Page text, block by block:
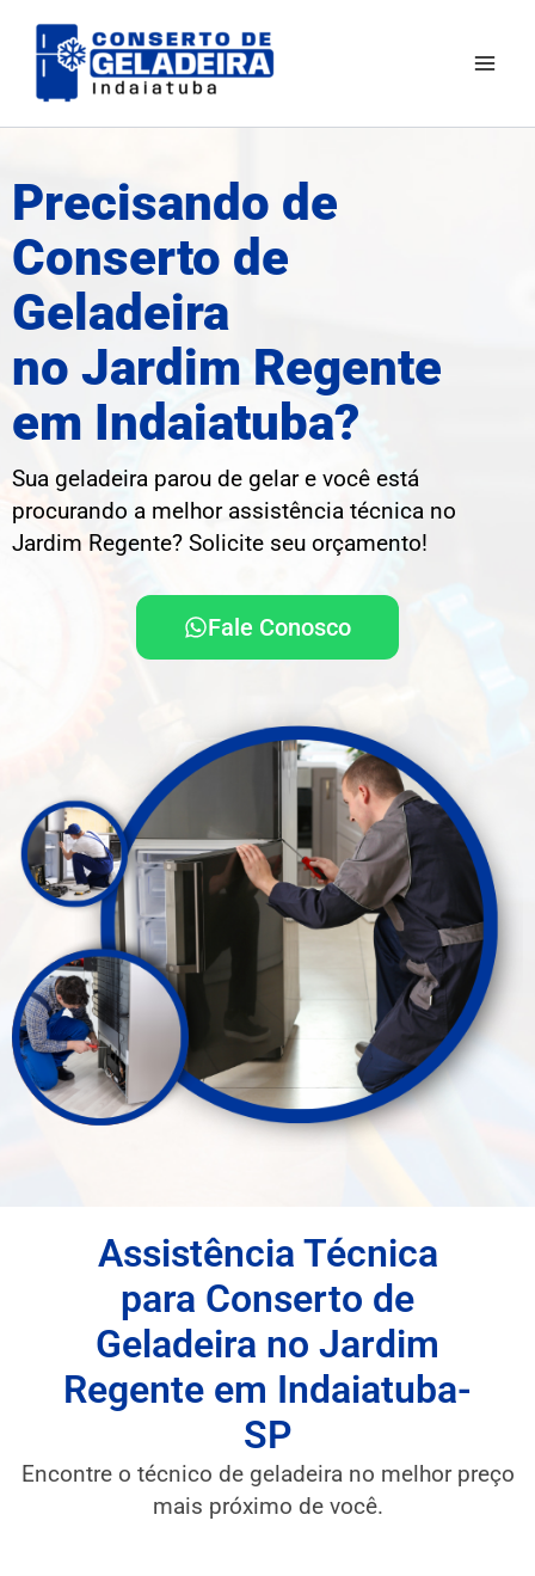
para
Precisando de
Conserto de
Geladeira
no Jardim Regente
em Indaiatuba?
Sua geladeira parou de gelar e você está
procurando a melhor assistência técnica no
Jardim Regente? Solicite seu orçamento!
Fale Conosco
Assistência Técnica
para Conserto de
Geladeira no Jardim
Regente em Indaiatuba-
SP
Encontre o técnico de geladeira no melhor preço
mais próximo de você.